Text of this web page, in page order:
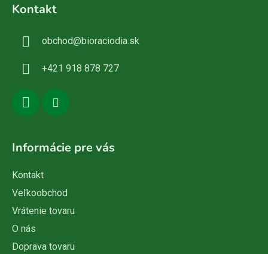
Kontakt
obchod@bioraciodia.sk
+421 918 878 727
Informácie pre vás
Kontakt
Veľkoobchod
Vrátenie tovaru
O nás
Doprava tovaru